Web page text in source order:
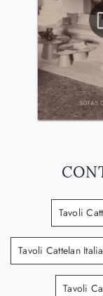
Tavoli
Tavoli Cattelan
Tavoli